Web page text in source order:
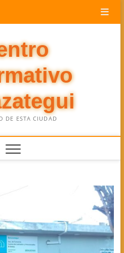
DE ESTA CIUDAD